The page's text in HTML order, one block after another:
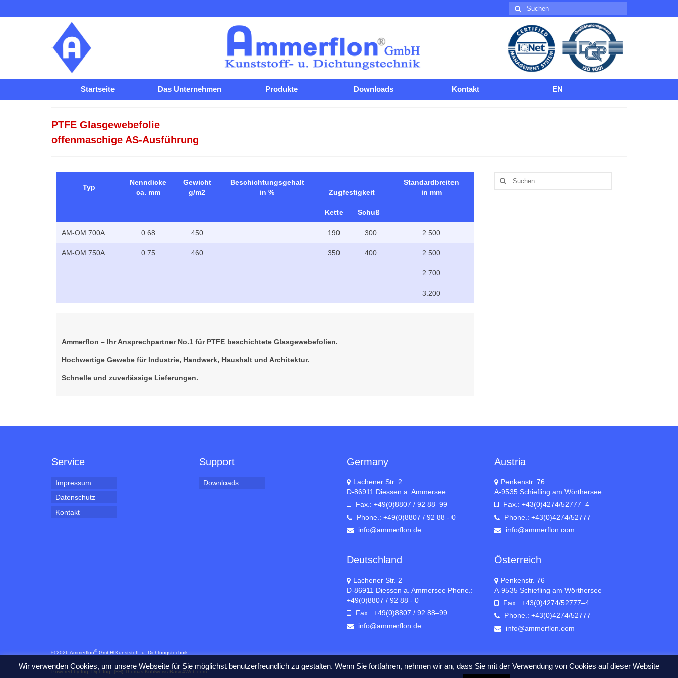
Suche
nach:
Startseite Das Unternehmen Produkte Downloads Kontakt EN
PTFE Glasgewebefolie
offenmaschige AS-Ausführung
Typ
Nenndicke
ca. mm
Gewicht
g/m2
Beschichtungsgehalt
in %
Zugfestigkeit
Standardbreiten
in mm
Kette Schuß
AM-OM 700A 0.68 450 190 300 2.500
AM-OM 750A 0.75 460 350 400 2.500
2.700
3.200
Ammerflon – Ihr Ansprechpartner No.1 für PTFE beschichtete Glasgewebefolien.
Hochwertige Gewebe für Industrie, Handwerk, Haushalt und Architektur.
Schnelle und zuverlässige Lieferungen.
Suche
nach:
Service
Impressum
Datenschutz
Kontakt
Support
Downloads
Germany
Lachener Str. 2
D-86911 Diessen a. Ammersee
Fax.: +49(0)8807 / 92 88–99
Phone.: +49(0)8807 / 92 88 - 0
info@ammerflon.de
Deutschland
Lachener Str. 2
D-86911 Diessen a. Ammersee Phone.:
+49(0)8807 / 92 88 - 0
Fax.: +49(0)8807 / 92 88–99
info@ammerflon.de
Austria
Penkenstr. 76
A-9535 Schiefling am Wörthersee
Fax.: +43(0)4274/52777–4
Phone.: +43(0)4274/52777
info@ammerflon.com
Österreich
Penkenstr. 76
A-9535 Schiefling am Wörthersee
Fax.: +43(0)4274/52777–4
Phone.: +43(0)4274/52777
info@ammerflon.com
© 2026 Ammerflon® GmbH Kunststoff- u. Dichtungstechnik
Powered by Ing. Dipl.-Ing. (FH) Thomas Kohlweiss Basic4Web.com
Wir verwenden Cookies, um unsere Webseite für Sie möglichst benutzerfreundlich zu gestalten. Wenn Sie fortfahren, nehmen wir an, dass Sie mit der Verwendung von Cookies auf dieser Website